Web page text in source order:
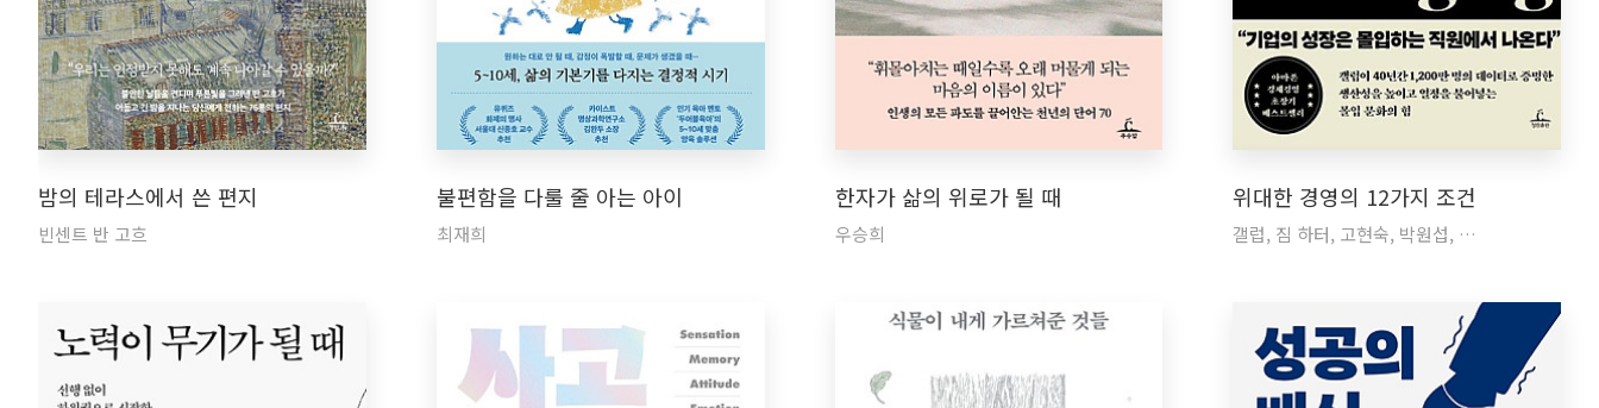
밤의 테라스에서 쓴 편지
빈센트 반 고흐
불편함을 다룰 줄 아는 아이
최재희
한자가 삶의 위로가 될 때
우승희
위대한 경영의 12가지 조건
갤럽, 짐 하터, 고현숙, 박원섭, …